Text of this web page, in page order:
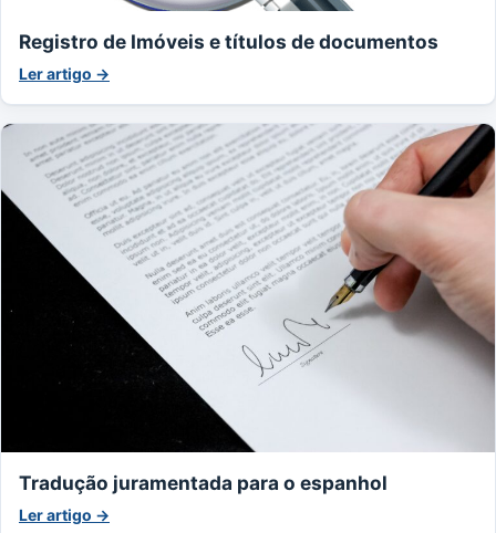
Registro de Imóveis e títulos de documentos
Ler artigo →
Tradução juramentada para o espanhol
Ler artigo →